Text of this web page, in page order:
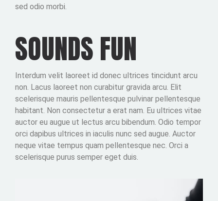
sed odio morbi.
SOUNDS FUN
Interdum velit laoreet id donec ultrices tincidunt arcu
non. Lacus laoreet non curabitur gravida arcu. Elit
scelerisque mauris pellentesque pulvinar pellentesque
habitant. Non consectetur a erat nam. Eu ultrices vitae
auctor eu augue ut lectus arcu bibendum. Odio tempor
orci dapibus ultrices in iaculis nunc sed augue. Auctor
neque vitae tempus quam pellentesque nec. Orci a
scelerisque purus semper eget duis.